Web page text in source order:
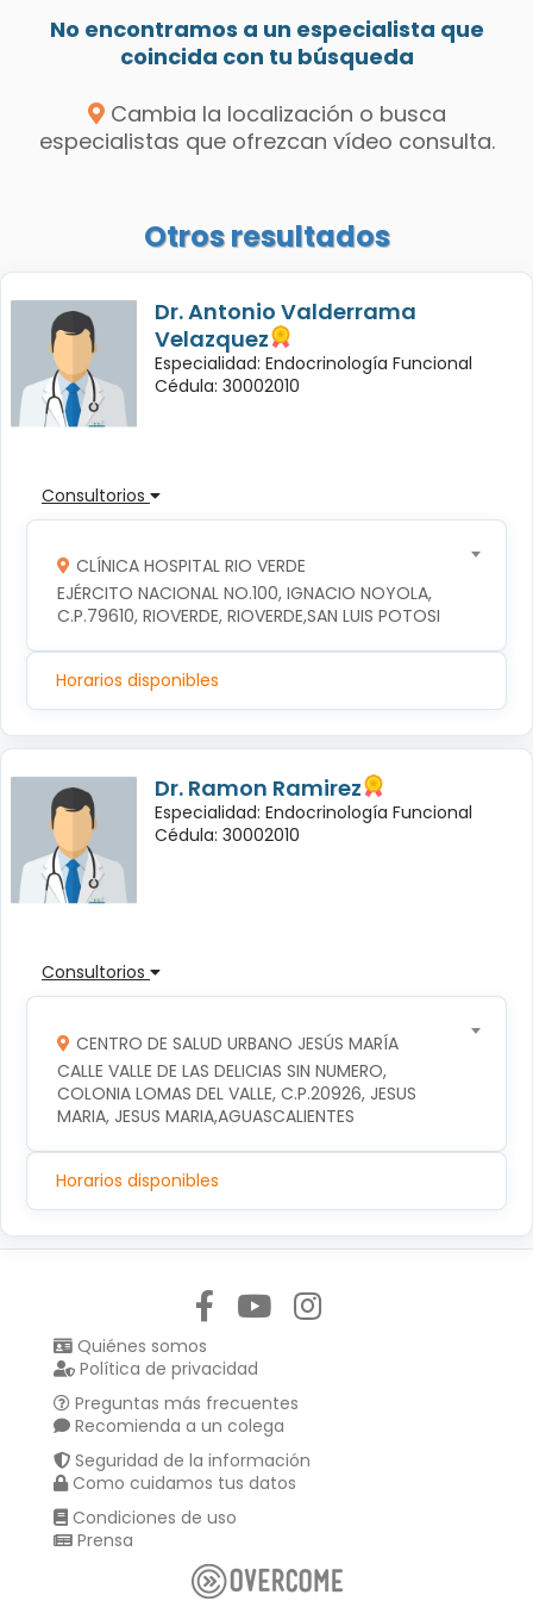
No encontramos a un especialista que
coincida con tu búsqueda
Cambia la localización o busca
especialistas que ofrezcan vídeo consulta.
Otros resultados
Dr. Antonio Valderrama
Velazquez
Especialidad: Endocrinología Funcional
Cédula: 30002010
Consultorios
CLÍNICA HOSPITAL RIO VERDE
EJÉRCITO NACIONAL NO.100, IGNACIO NOYOLA,
C.P.79610, RIOVERDE, RIOVERDE,SAN LUIS POTOSI
Horarios disponibles
Dr. Ramon Ramirez
Especialidad: Endocrinología Funcional
Cédula: 30002010
Consultorios
CENTRO DE SALUD URBANO JESÚS MARÍA
CALLE VALLE DE LAS DELICIAS SIN NUMERO,
COLONIA LOMAS DEL VALLE, C.P.20926, JESUS
MARIA, JESUS MARIA,AGUASCALIENTES
Horarios disponibles
Quiénes somos
Política de privacidad
Preguntas más frecuentes
Recomienda a un colega
Seguridad de la información
Como cuidamos tus datos
Condiciones de uso
Prensa